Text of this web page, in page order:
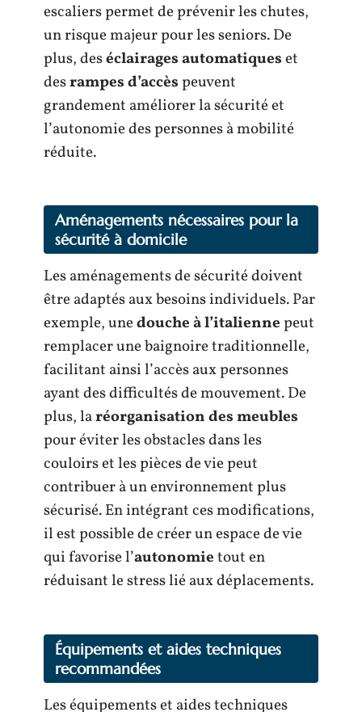
escaliers permet de prévenir les chutes,
un risque majeur pour les seniors. De
plus, deséclairages automatiqueset
desrampes d’accèspeuvent
grandement améliorer la sécurité et
l’autonomie des personnes à mobilité
réduite.
Aménagements nécessaires pour la
sécurité à domicile
Les aménagements de sécurité doivent
être adaptés aux besoins individuels. Par
exemple, unedouche à l’italiennepeut
remplacer une baignoire traditionnelle,
facilitant ainsi l’accès aux personnes
ayant des difficultés de mouvement. De
plus, laréorganisation des meubles
pour éviter les obstacles dans les
couloirs et les pièces de vie peut
contribuer à un environnement plus
sécurisé. En intégrant ces modifications,
il est possible de créer un espace de vie
qui favorise l’autonomietout en
réduisant le stress lié aux déplacements.
Équipements et aides techniques
recommandées
Les équipements et aides techniques